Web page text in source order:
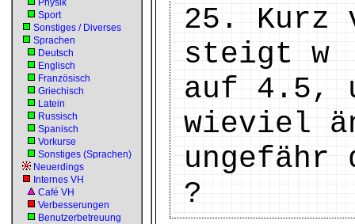
Physik
Sport
Sonstiges / Diverses
Sprachen
Deutsch
Englisch
Französisch
Griechisch
Latein
Russisch
Spanisch
Vorkurse
Sonstiges (Sprachen)
Neuerdings
Internes VH
Café VH
Verbesserungen
Benutzerbetreuung
25. Kurz
steigt w
auf 4.5,
wieviel
ungefähr
?